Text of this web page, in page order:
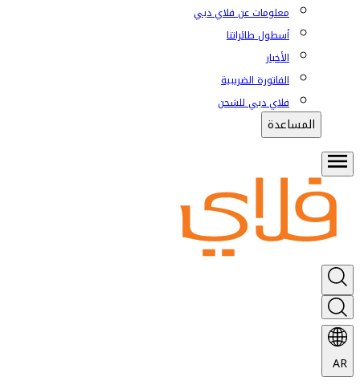
معلومات عن فلاي دبي
أسطول طائراتنا
الأخبار
الفاتورة الضريبية
فلاي دبي للشحن
المساعدة
AR